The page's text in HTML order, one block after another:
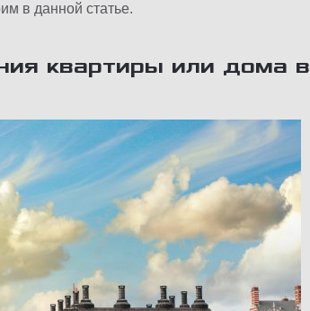
в данной статье.
квартиры или дома в